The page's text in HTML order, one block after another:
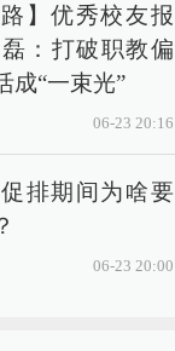
路】优秀校友报
：打破职教偏
成“一束光”
06-23 20:16
排期间为啥要
06-23 20:00